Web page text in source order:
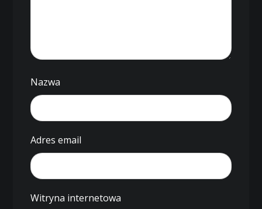
Nazwa
Adres email
Witryna internetowa